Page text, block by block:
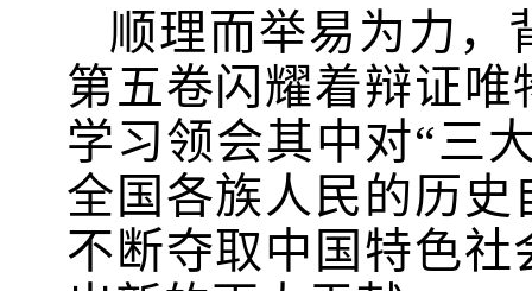
顺理而举易为力，
第五卷闪耀着辩证
学习领会其中对“三
全国各族人民的历
不断夺取中国特色